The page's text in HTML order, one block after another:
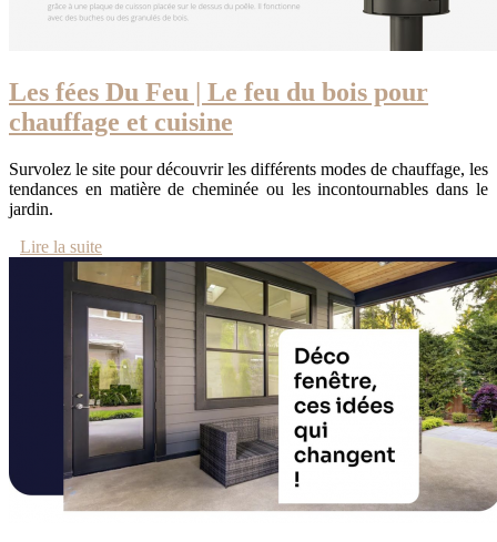
Les fées Du Feu | Le feu du bois pour
chauffage et cuisine
Survolez le site pour découvrir les différents modes de chauffage, les
tendances en matière de cheminée ou les incontournables dans le
jardin.
Lire la suite